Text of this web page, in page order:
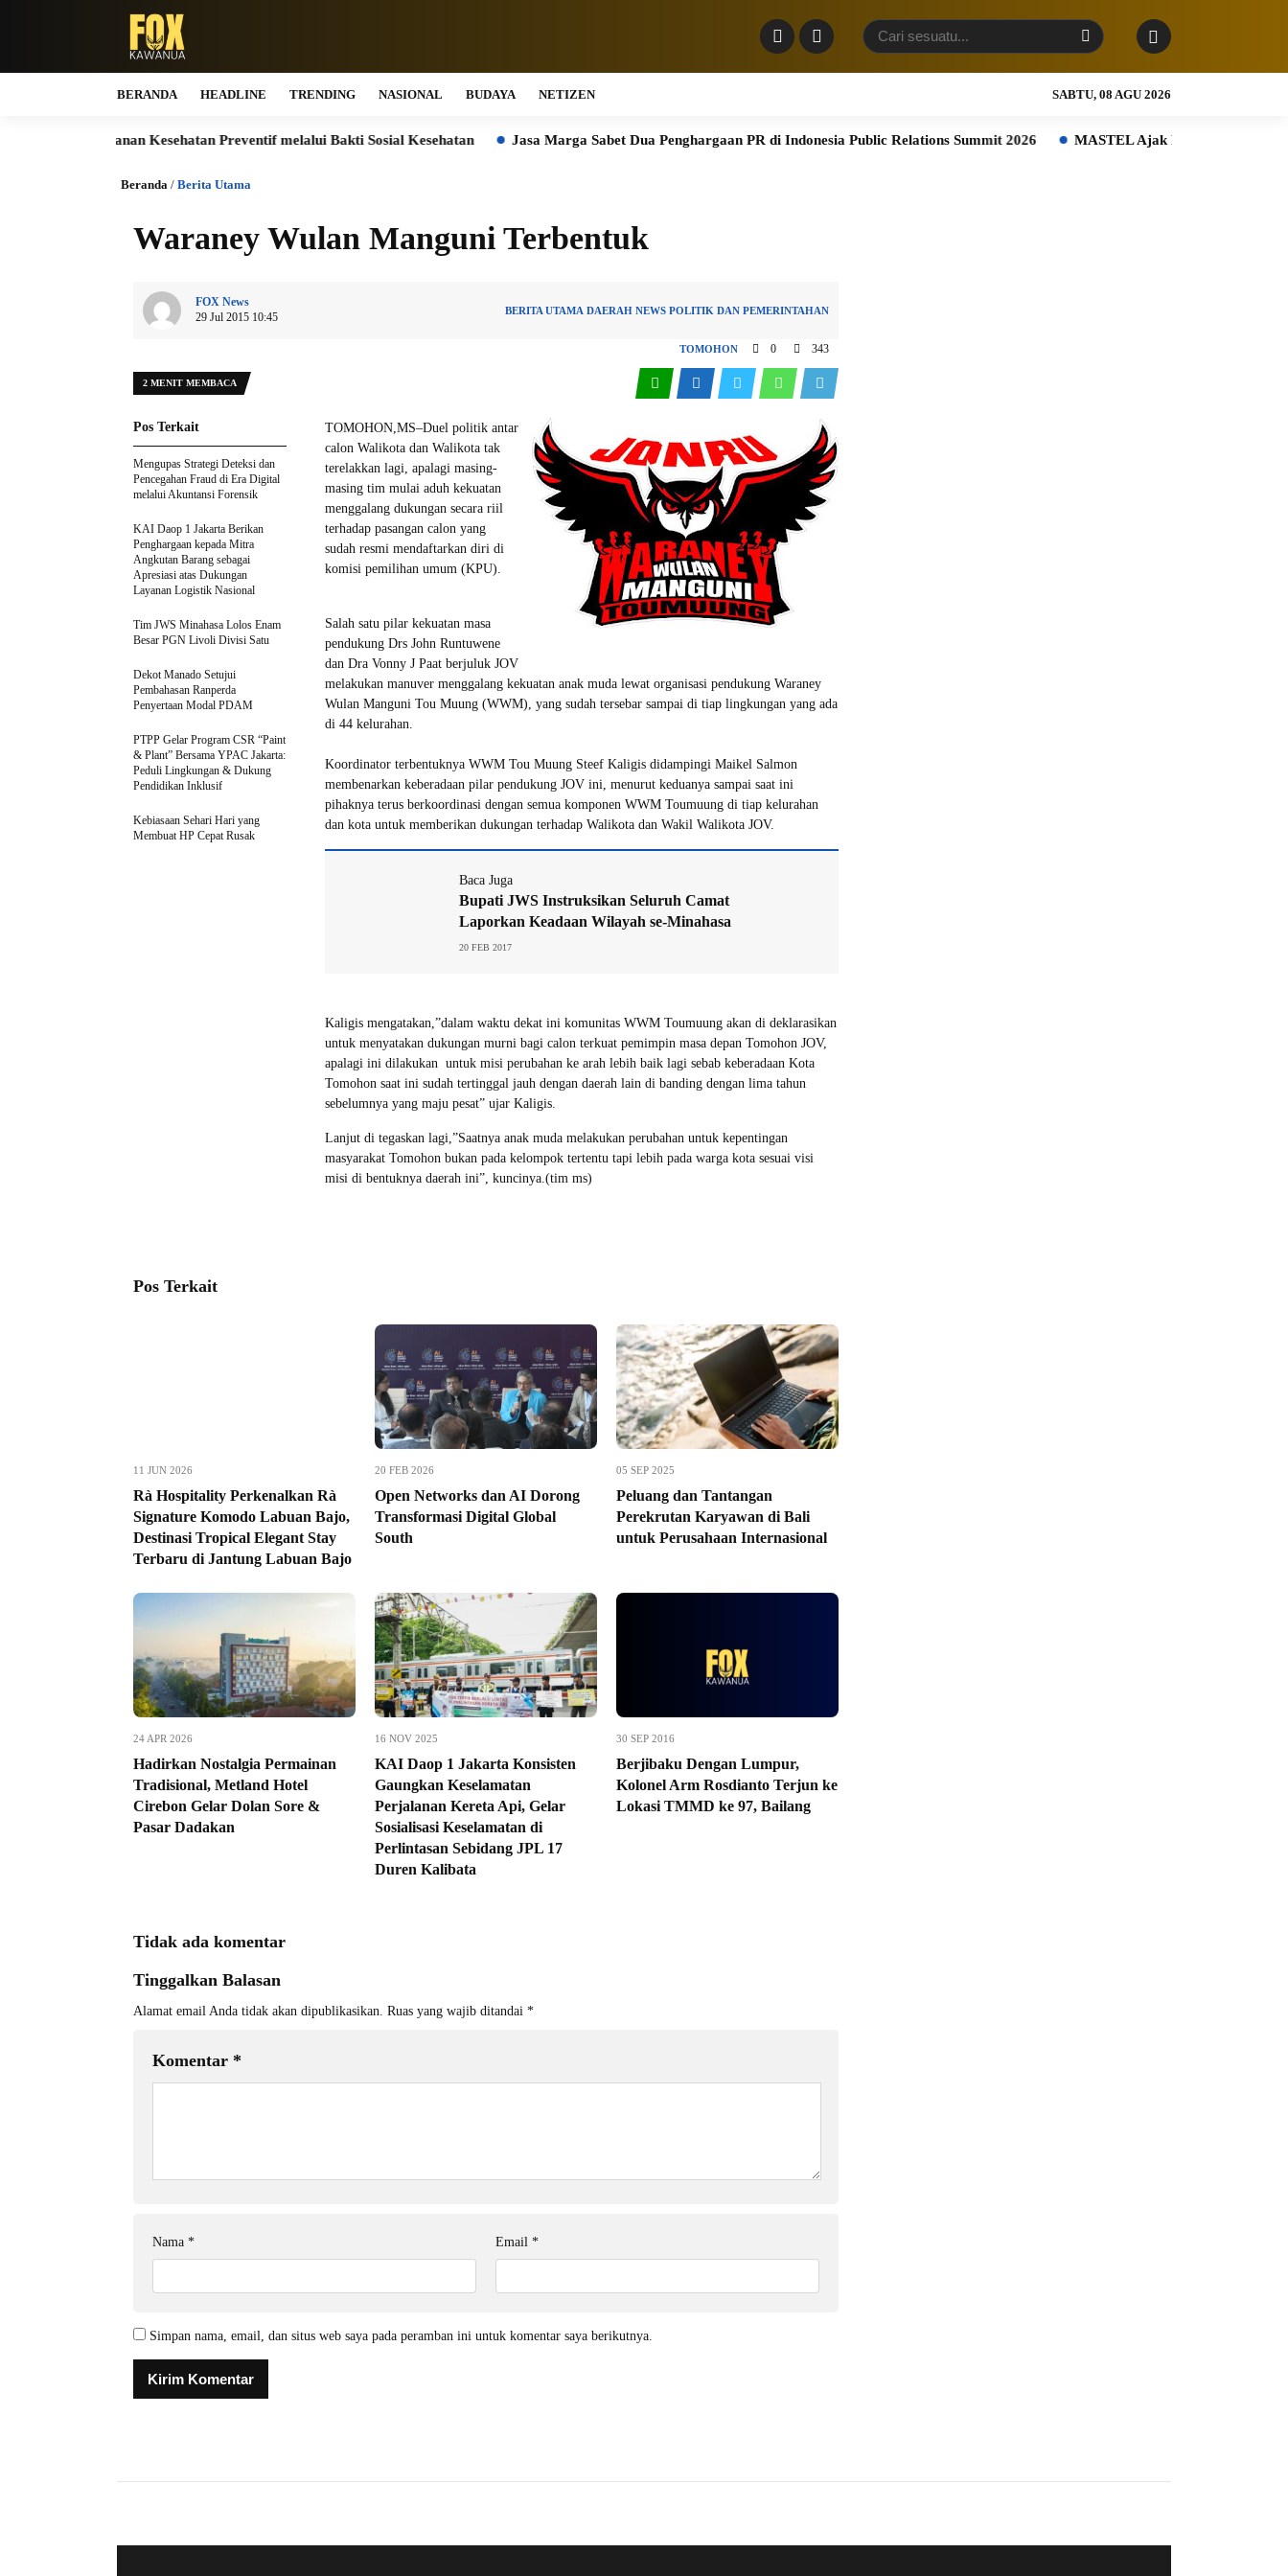
BERANDA HEADLINE TRENDING NASIONAL BUDAYA NETIZEN SABTU, 08 AGU 2026
Layanan Kesehatan Preventif melalui Bakti Sosial Kesehatan Jasa Marga Sabet Dua Penghargaan PR di Indonesia Public Relations Summit 2026 MASTEL Ajak Platform Digital Global Ikut
Beranda / Berita Utama
Waraney Wulan Manguni Terbentuk
FOX News
29 Jul 2015 10:45
BERITA UTAMA DAERAH NEWS POLITIK DAN PEMERINTAHAN
TOMOHON 0 343
2 MENIT MEMBACA
TOMOHON,MS–Duel politik antar
calon Walikota dan Walikota tak
terelakkan lagi, apalagi masing-
masing tim mulai aduh kekuatan
menggalang dukungan secara riil
terhadap pasangan calon yang
sudah resmi mendaftarkan diri di
komisi pemilihan umum (KPU).
Salah satu pilar kekuatan masa
pendukung Drs John Runtuwene
dan Dra Vonny J Paat berjuluk JOV
melakukan manuver menggalang kekuatan anak muda lewat organisasi pendukung Waraney
Wulan Manguni Tou Muung (WWM), yang sudah tersebar sampai di tiap lingkungan yang ada
di 44 kelurahan.
Koordinator terbentuknya WWM Tou Muung Steef Kaligis didampingi Maikel Salmon
membenarkan keberadaan pilar pendukung JOV ini, menurut keduanya sampai saat ini
pihaknya terus berkoordinasi dengan semua komponen WWM Toumuung di tiap kelurahan
dan kota untuk memberikan dukungan terhadap Walikota dan Wakil Walikota JOV.
Baca Juga
Bupati JWS Instruksikan Seluruh Camat
Laporkan Keadaan Wilayah se-Minahasa
20 FEB 2017
Kaligis mengatakan,”dalam waktu dekat ini komunitas WWM Toumuung akan di deklarasikan
untuk menyatakan dukungan murni bagi calon terkuat pemimpin masa depan Tomohon JOV,
apalagi ini dilakukan untuk misi perubahan ke arah lebih baik lagi sebab keberadaan Kota
Tomohon saat ini sudah tertinggal jauh dengan daerah lain di banding dengan lima tahun
sebelumnya yang maju pesat” ujar Kaligis.
Lanjut di tegaskan lagi,”Saatnya anak muda melakukan perubahan untuk kepentingan
masyarakat Tomohon bukan pada kelompok tertentu tapi lebih pada warga kota sesuai visi
misi di bentuknya daerah ini”, kuncinya.(tim ms)
Pos Terkait
Mengupas Strategi Deteksi dan
Pencegahan Fraud di Era Digital
melalui Akuntansi Forensik
KAI Daop 1 Jakarta Berikan
Penghargaan kepada Mitra
Angkutan Barang sebagai
Apresiasi atas Dukungan
Layanan Logistik Nasional
Tim JWS Minahasa Lolos Enam
Besar PGN Livoli Divisi Satu
Dekot Manado Setujui
Pembahasan Ranperda
Penyertaan Modal PDAM
PTPP Gelar Program CSR “Paint
& Plant” Bersama YPAC Jakarta:
Peduli Lingkungan & Dukung
Pendidikan Inklusif
Kebiasaan Sehari Hari yang
Membuat HP Cepat Rusak
Pos Terkait
11 JUN 2026
Rà Hospitality Perkenalkan Rà
Signature Komodo Labuan Bajo,
Destinasi Tropical Elegant Stay
Terbaru di Jantung Labuan Bajo
20 FEB 2026
Open Networks dan AI Dorong
Transformasi Digital Global
South
05 SEP 2025
Peluang dan Tantangan
Perekrutan Karyawan di Bali
untuk Perusahaan Internasional
24 APR 2026
Hadirkan Nostalgia Permainan
Tradisional, Metland Hotel
Cirebon Gelar Dolan Sore &
Pasar Dadakan
16 NOV 2025
KAI Daop 1 Jakarta Konsisten
Gaungkan Keselamatan
Perjalanan Kereta Api, Gelar
Sosialisasi Keselamatan di
Perlintasan Sebidang JPL 17
Duren Kalibata
30 SEP 2016
Berjibaku Dengan Lumpur,
Kolonel Arm Rosdianto Terjun ke
Lokasi TMMD ke 97, Bailang
Tidak ada komentar
Tinggalkan Balasan
Alamat email Anda tidak akan dipublikasikan. Ruas yang wajib ditandai *
Komentar *
Nama * Email *
Simpan nama, email, dan situs web saya pada peramban ini untuk komentar saya berikutnya.